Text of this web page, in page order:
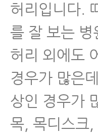
허리입니다.
를 잘 보는
허리 외에도
경우가 많은
상인 경우가
목, 목디스크